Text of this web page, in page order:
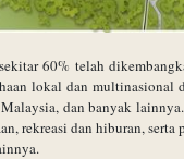
60% telah
lokal dan multinasional
dan banyak
rekreasi dan hiburan,